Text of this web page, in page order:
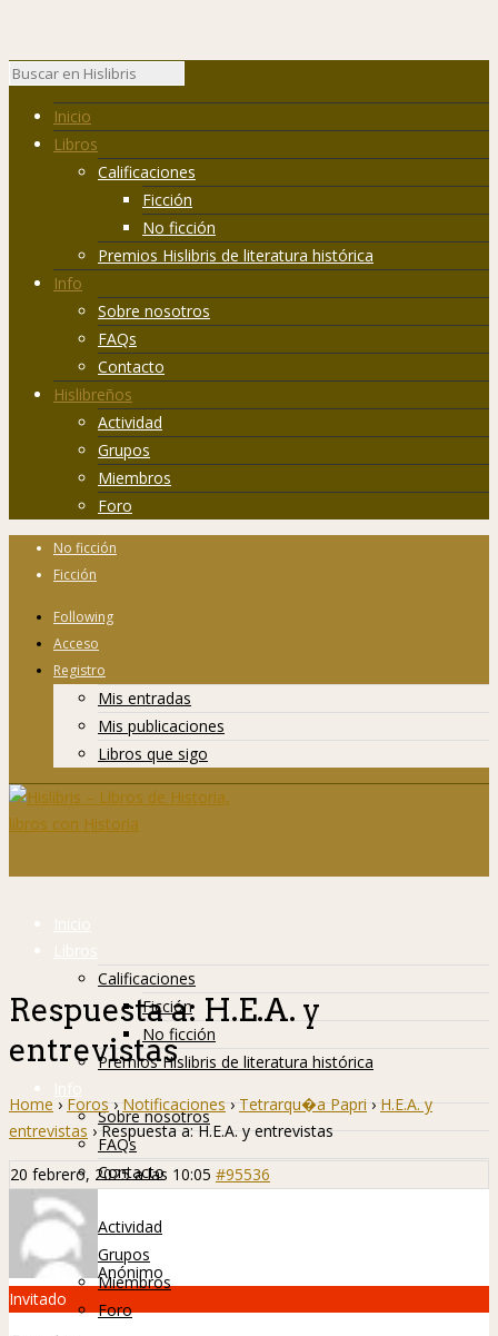
Inicio
Libros
Calificaciones
Ficción
No ficción
Premios Hislibris de literatura histórica
Info
Sobre nosotros
FAQs
Contacto
Hislibreños
Actividad
Grupos
Miembros
Foro
No ficción
Ficción
Following
Acceso
Registro
Mis entradas
Mis publicaciones
Libros que sigo
Inicio
Libros
Calificaciones
Ficción
No ficción
Premios Hislibris de literatura histórica
Info
Sobre nosotros
FAQs
Contacto
Hislibreños
Actividad
Grupos
Miembros
Foro
Respuesta a: H.E.A. y
entrevistas
Home › Foros › Notificaciones › Tetrarqu�a Papri › H.E.A. y
entrevistas › Respuesta a: H.E.A. y entrevistas
20 febrero, 2025 a las 10:05 #95536
Anónimo
Invitado